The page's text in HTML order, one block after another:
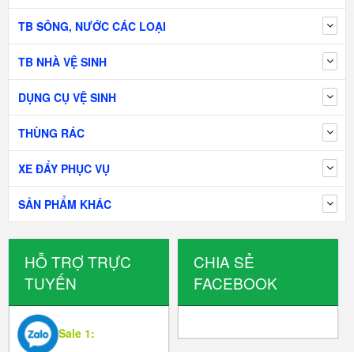
TB SÔNG, NƯỚC CÁC LOẠI
TB NHÀ VỆ SINH
DỤNG CỤ VỆ SINH
THÙNG RÁC
XE ĐẨY PHỤC VỤ
SẢN PHẨM KHÁC
HỖ TRỢ TRỰC
TUYẾN
Sale 1:
CHIA SẺ
FACEBOOK